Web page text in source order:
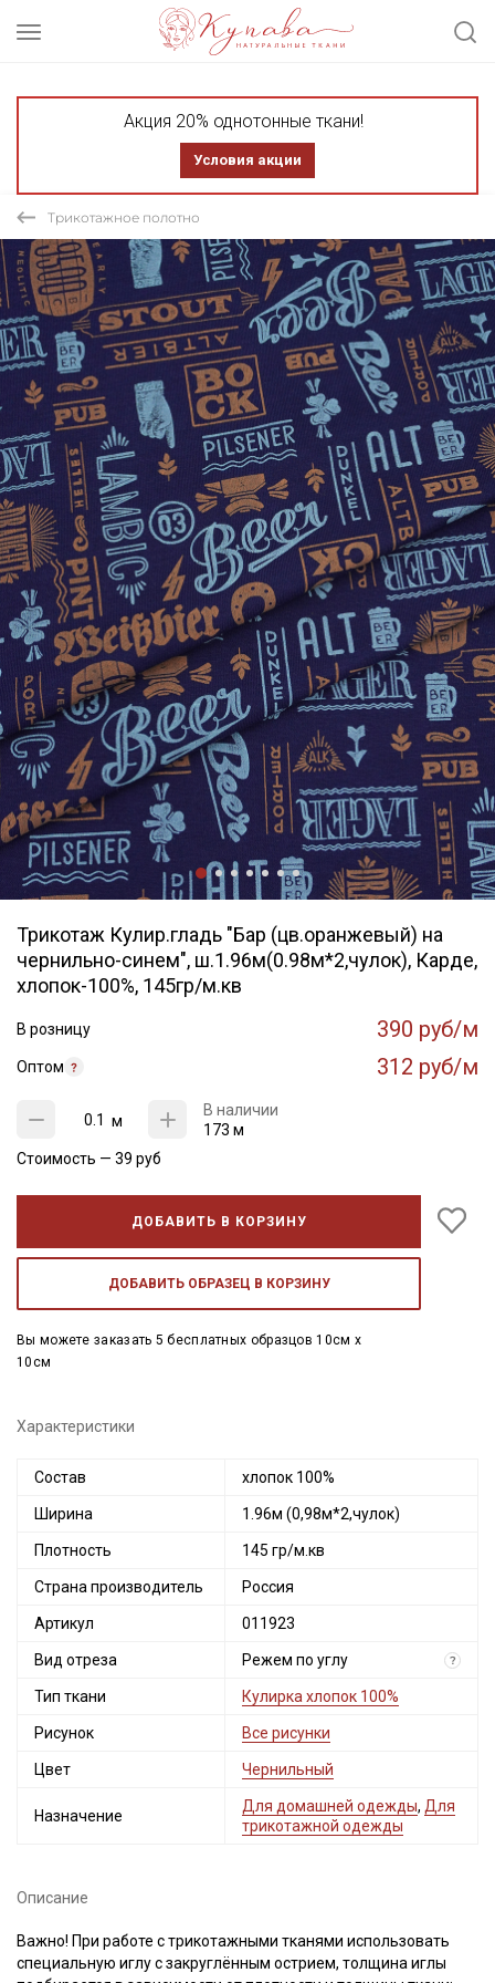
Акция 20% однотонные ткани!
Условия акции
Трикотажное полотно
Трикотаж Кулир.гладь "Бар (цв.оранжевый) на
чернильно-синем", ш.1.96м(0.98м*2,чулок), Карде,
хлопок-100%, 145гр/м.кв
В розницу 390 руб/м
Оптом 312 руб/м
м
В наличии
173 м
Стоимость — 39 руб
ДОБАВИТЬ В КОРЗИНУ
ДОБАВИТЬ ОБРАЗЕЦ В КОРЗИНУ
Вы можете заказать 5 бесплатных образцов 10см x
10см
Характеристики
Состав хлопок 100%
Ширина 1.96м (0,98м*2,чулок)
Плотность 145 гр/м.кв
Страна производитель Россия
Артикул 011923
Вид отреза Режем по углу ?
Тип ткани Кулирка хлопок 100%
Рисунок Все рисунки
Цвет Чернильный
Назначение
Для домашней одежды, Для
трикотажной одежды
Описание
Важно! При работе с трикотажными тканями использовать
специальную иглу с закруглённым острием, толщина иглы